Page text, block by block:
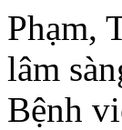
Phạm,
lâm
Bệnh